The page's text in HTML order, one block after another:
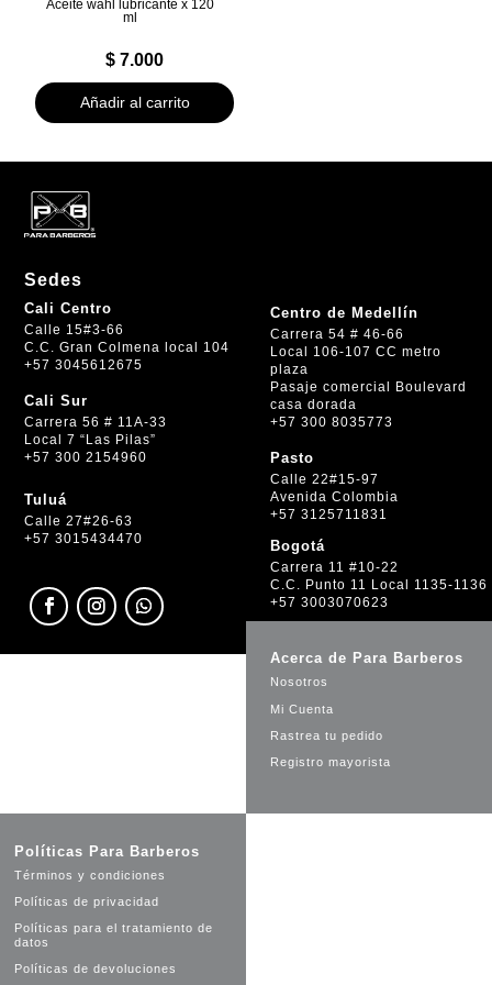
Aceite wahl lubricante x 120
ml
$ 7.000
Añadir al carrito
Sedes
Cali Centro
Calle 15#3-66
C.C. Gran Colmena local 104
+57 3045612675
Cali Sur
Carrera 56 # 11A-33
Local 7 “Las Pilas”
+57 300 2154960
Tuluá
Calle 27#26-63
+57 3015434470
Centro de Medellín
Carrera 54 # 46-66
Local 106-107 CC metro
plaza
Pasaje comercial Boulevard
casa dorada
+57 300 8035773
Pasto
Calle 22#15-97
Avenida Colombia
+57 3125711831
Bogotá
Carrera 11 #10-22
C.C. Punto 11 Local 1135-1136
+57 3003070623
Acerca de Para Barberos
Nosotros
Mi Cuenta
Rastrea tu pedido
Registro mayorista
Políticas Para Barberos
Términos y condiciones
Políticas de privacidad
Políticas para el tratamiento de
datos
Políticas de devoluciones